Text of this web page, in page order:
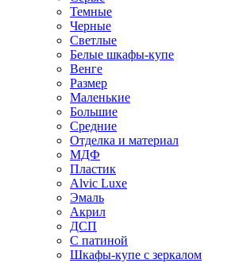
Темные
Черные
Светлые
Белые шкафы-купе
Венге
Размер
Маленькие
Большие
Средние
Отделка и материал
МДФ
Пластик
Alvic Luxe
Эмаль
Акрил
ДСП
С патиной
Шкафы-купе с зеркалом